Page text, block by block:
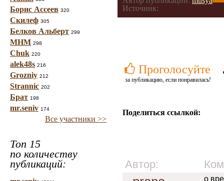
Борис Ассеев 320
Скилеф 305
Белков Альберт 299
МНМ 298
Chuk 220
alek48s 216
Grozniy 212
Strannic 202
Брат 198
mr.seniv 174
Все участники >>
Топ 15
по количеству
публикаций:
Источник:
Проголосуйте
за публикацию, если понравилась!
Поделиться ссылкой:
Автор:
о